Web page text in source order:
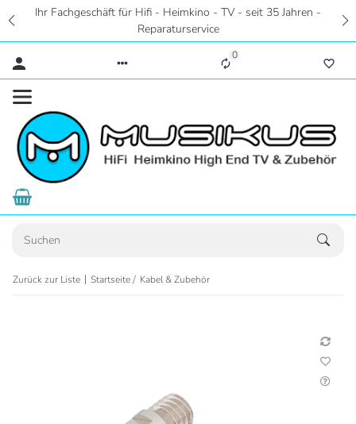
Ihr Fachgeschäft für Hifi - Heimkino - TV - seit 35 Jahren -
Reparaturservice
0
Zurück zur Liste Startseite Kabel & Zubehör